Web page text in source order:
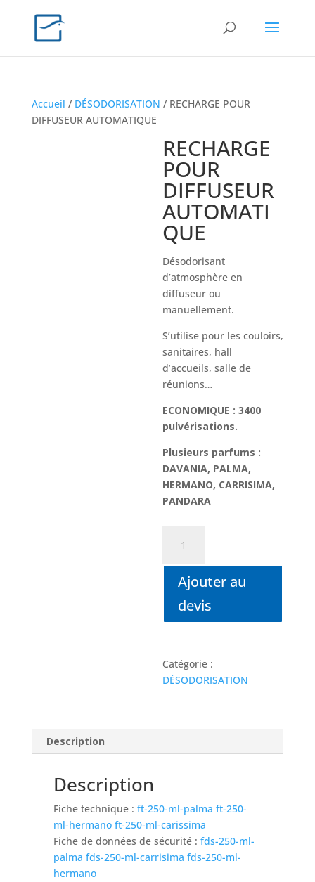
Accueil / DÉSODORISATION / RECHARGE POUR
DIFFUSEUR AUTOMATIQUE
RECHARGE
POUR
DIFFUSEUR
AUTOMATI
QUE
Désodorisant
d’atmosphère en
diffuseur ou
manuellement.
S’utilise pour les couloirs,
sanitaires, hall
d’accueils, salle de
réunions…
ECONOMIQUE : 3400
pulvérisations.
Plusieurs parfums :
DAVANIA, PALMA,
HERMANO, CARRISIMA,
PANDARA
RECHARGE
POUR
DIFFUSEUR
AUTOMATIQUE
Ajouter au
devis
Catégorie :
DÉSODORISATION
Description
Description
Fiche technique : ft-250-ml-palma ft-250-
ml-hermano ft-250-ml-carissima
Fiche de données de sécurité : fds-250-ml-
palma fds-250-ml-carrisima fds-250-ml-
hermano